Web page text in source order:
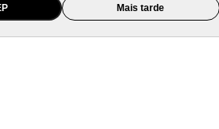
Mais tarde